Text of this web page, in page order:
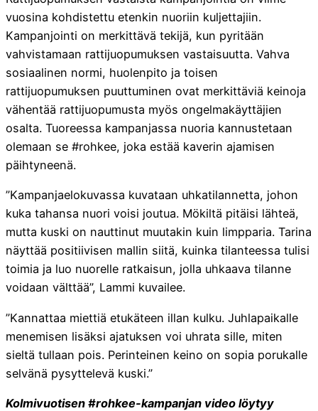
vuosina kohdistettu etenkin nuoriin kuljettajiin.
Kampanjointi on merkittävä tekijä, kun pyritään
vahvistamaan rattijuopumuksen vastaisuutta. Vahva
sosiaalinen normi, huolenpito ja toisen
rattijuopumuksen puuttuminen ovat merkittäviä keinoja
vähentää rattijuopumusta myös ongelmakäyttäjien
osalta. Tuoreessa kampanjassa nuoria kannustetaan
olemaan se #rohkee, joka estää kaverin ajamisen
päihtyneenä.
”Kampanjaelokuvassa kuvataan uhkatilannetta, johon
kuka tahansa nuori voisi joutua. Mökiltä pitäisi lähteä,
mutta kuski on nauttinut muutakin kuin limpparia. Tarina
näyttää positiivisen mallin siitä, kuinka tilanteessa tulisi
toimia ja luo nuorelle ratkaisun, jolla uhkaava tilanne
voidaan välttää”, Lammi kuvailee.
”Kannattaa miettiä etukäteen illan kulku. Juhlapaikalle
menemisen lisäksi ajatuksen voi uhrata sille, miten
sieltä tullaan pois. Perinteinen keino on sopia porukalle
selvänä pysyttelevä kuski.”
Kolmivuotisen #rohkee-kampanjan video löytyy